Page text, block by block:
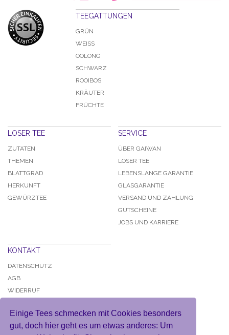
Einige Tees schmecken mit Cookies besonders
gut, doch hier geht es um etwas anderes: Um
TEEGATTUNGEN
GRÜN
WEISS
OOLONG
SCHWARZ
ROOIBOS
KRÄUTER
FRÜCHTE
LOSER TEE
ZUTATEN
THEMEN
BLATTGRAD
HERKUNFT
GEWÜRZTEE
SERVICE
ÜBER GAIWAN
LOSER TEE
LEBENSLANGE GARANTIE
GLASGARANTIE
VERSAND UND ZAHLUNG
GUTSCHEINE
JOBS UND KARRIERE
KONTAKT
DATENSCHUTZ
AGB
WIDERRUF